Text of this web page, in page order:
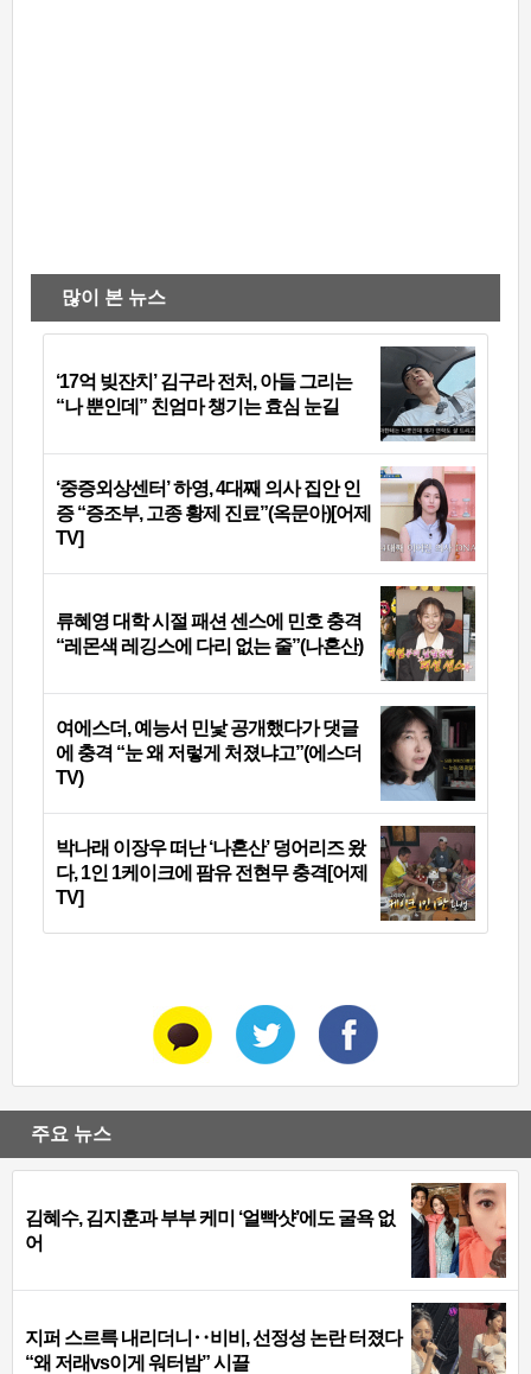
많이 본 뉴스
‘17억 빚잔치’ 김구라 전처, 아들 그리는
“나 뿐인데” 친엄마 챙기는 효심 눈길
‘중증외상센터’ 하영, 4대째 의사 집안 인
증 “증조부, 고종 황제 진료”(옥문아)[어제
TV]
류혜영 대학 시절 패션 센스에 민호 충격
“레몬색 레깅스에 다리 없는 줄”(나혼산)
여에스더, 예능서 민낯 공개했다가 댓글
에 충격 “눈 왜 저렇게 처졌냐고”(에스더
TV)
박나래 이장우 떠난 ‘나혼산’ 덩어리즈 왔
다, 1인 1케이크에 팜유 전현무 충격[어제
TV]
주요 뉴스
김혜수, 김지훈과 부부 케미 ‘얼빡샷’에도 굴욕 없
어
지퍼 스르륵 내리더니‥비비, 선정성 논란 터졌다
“왜 저래vs이게 워터밤” 시끌